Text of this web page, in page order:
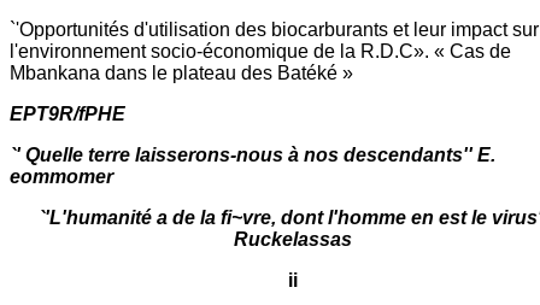
`'Opportunités d'utilisation des biocarburants et leur impact sur
l'environnement socio-économique de la R.D.C». « Cas de
Mbankana dans le plateau des Batéké »
EPT9R/fPHE
`' Quelle terre laisserons-nous à nos descendants'' E.
eommomer
`'L'humanité a de la fi~vre, dont l'homme en est le
Ruckelassas
ii